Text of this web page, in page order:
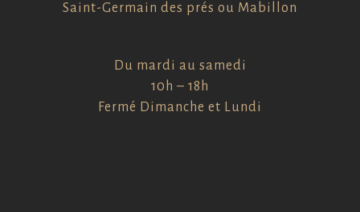
Saint-Germain des prés ou Mabillon
Du mardi au samedi
10h – 18h
Fermé Dimanche et Lundi